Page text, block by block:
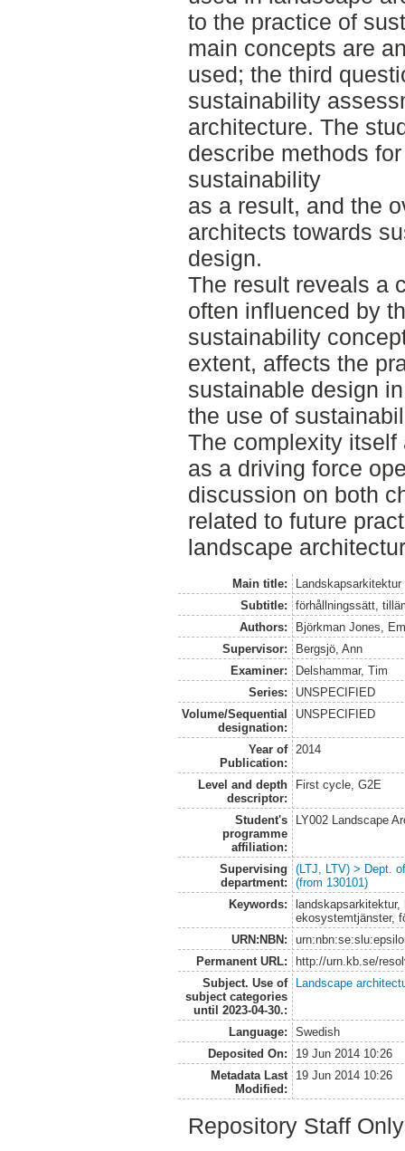
to the practice of
main concepts are
used; the third
sustainability
architecture. The
describe methods
sustainability
as a result, and the
architects towards
design.
The result reveals a
often influenced by
sustainability
extent, affects the
sustainable design
the use of
The complexity itself
as a driving force
discussion on both
related to future
landscape
Main title:
Subtitle:
förhållningssätt,
Authors:
Björkman Jones,
Supervisor:
Bergsjö, Ann
Examiner:
Delshammar, Tim
Series:
UNSPECIFIED
Volume/Sequential
designation:
UNSPECIFIED
Year of
Publication:
2014
Level and depth
descriptor:
First cycle, G2E
Student's
programme
affiliation:
LY002 Landscape
Supervising
department:
(LTJ, LTV) > Dept.
(from 130101)
Keywords:
ekosystemtjänster,
URN:NBN:
Permanent URL:
http://urn.kb.se/
Subject. Use of
subject categories
until 2023-04-30.:
Landscape
Language:
Swedish
Deposited On:
19 Jun 2014 10:26
Metadata Last
Modified:
19 Jun 2014 10:26
Repository Staff